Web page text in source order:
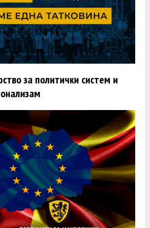
за политички систем и